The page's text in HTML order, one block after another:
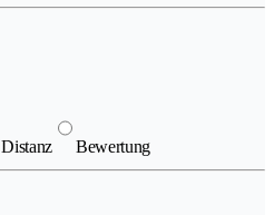
Distanz Bewertung